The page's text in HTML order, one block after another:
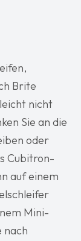
Brite
nicht
Sie an die
oder
Cubitron-
auf einem
Mini-
nach